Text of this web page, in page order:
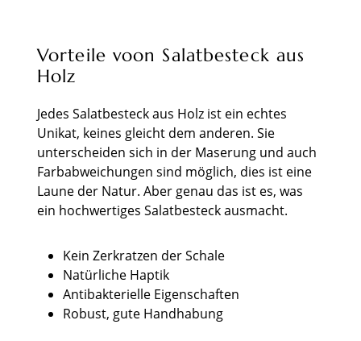
Vorteile voon Salatbesteck aus
Holz
Jedes Salatbesteck aus Holz ist ein echtes
Unikat, keines gleicht dem anderen. Sie
unterscheiden sich in der Maserung und auch
Farbabweichungen sind möglich, dies ist eine
Laune der Natur. Aber genau das ist es, was
ein hochwertiges Salatbesteck ausmacht.
Kein Zerkratzen der Schale
Natürliche Haptik
Antibakterielle Eigenschaften
Robust, gute Handhabung